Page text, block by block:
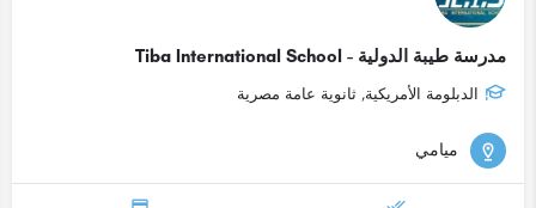
مدرسة طيبة الدولية - Tiba International School
الدبلومة الأمريكية, ثانوية عامة مصرية
ميامي